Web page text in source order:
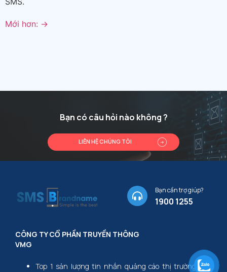
Mới hơn: →
Bạn có câu hỏi nào không ?
LIÊN HỆ CHÚNG TÔI
Bạn cần trợ giúp?
1900 1255
CÔNG TY CỔ PHẦN TRUYỀN THÔNG
VMG
Top 1 sản lượng tin nhắn quảng cáo thị trường Việt